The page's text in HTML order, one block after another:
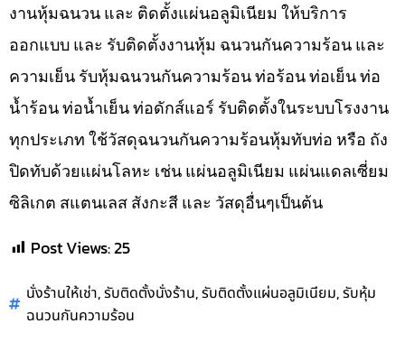
งานหุ้มฉนวน และ ติดตั้งแผ่นอลูมิเนียม ให้บริการ
ออกแบบ และ รับติดตั้งงานหุ้ม ฉนวนกันความร้อน และ
ความเย็น รับหุ้มฉนวนกันความร้อน ท่อร้อน ท่อเย็น ท่อ
น้ำร้อน ท่อน้ำเย็น ท่อดักส์แอร์ รับติดตั้งในระบบโรงงาน
ทุกประเภท ใช้วัสดุฉนวนกันความร้อนหุ้มทับท่อ หรือ ถัง
ปิดทับด้วยแผ่นโลหะ เช่น แผ่นอลูมิเนียม แผ่นแดลเซี่ยม
ซิลิเกต สแตนเลส สังกะสี และ วัสดุอื่นๆเป็นต้น
Post Views:25
นั่งร้านให้เช่า,รับติดตั้งนั่งร้าน,รับติดตั้งแผ่นอลูมิเนียม,รับหุ้ม
ฉนวนกันความร้อน